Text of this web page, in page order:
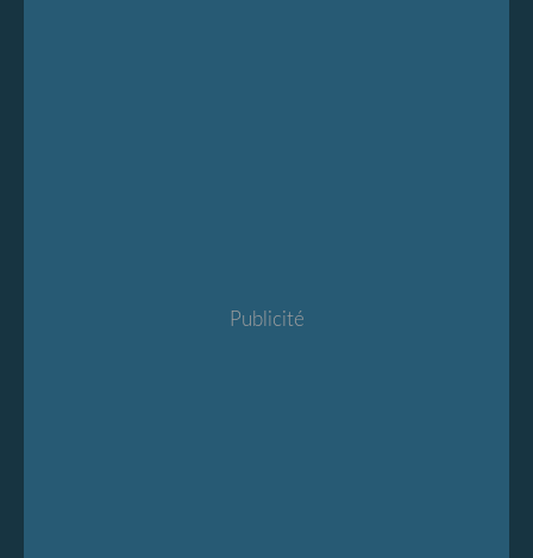
Publicité